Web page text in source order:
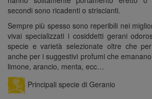
secondi sono ricadenti o striscianti.
Sempre più spesso sono reperibili nei
vivai specializzati i cosiddetti gerani
specie e varietà selezionate oltre che
anche per i suggestivi profumi che
limone, arancio, menta, ecc…
Principali specie di Geranio